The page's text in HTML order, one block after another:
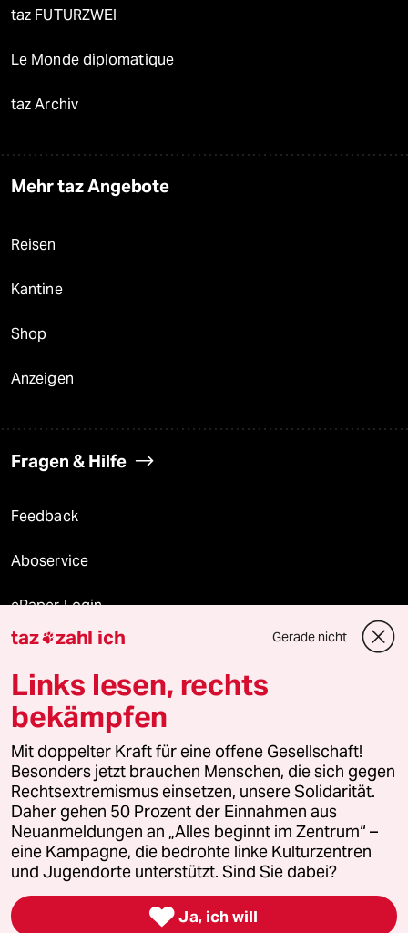
taz FUTURZWEI
Le Monde diplomatique
taz Archiv
Mehr taz Angebote
Reisen
Kantine
Shop
Anzeigen
Fragen & Hilfe
Feedback
Aboservice
ePaper Login
Downloads für Abonnierende
© 2026 taz Verlags und Vertriebs GmbH
Alle Rechte vorbehalten. Bei rechtlichen Fragen oder für Genehmigungen
wenden Sie sich bitte an
lizenzen@taz.de
Feedback Redaktionsstatut Kommune-Richtlinien
Leitlinie Informant Datenschutz Impressum AGB
Seitenwende Einwilligungen widerrufen (Ads)
taz zahl ich Gerade nicht
Links lesen, rechts
bekämpfen
Mit doppelter Kraft für eine offene Gesellschaft!
Besonders jetzt brauchen Menschen, die sich gegen
Rechtsextremismus einsetzen, unsere Solidarität.
Daher gehen 50 Prozent der Einnahmen aus
Neuanmeldungen an „Alles beginnt im Zentrum“ –
eine Kampagne, die bedrohte linke Kulturzentren
und Jugendorte unterstützt. Sind Sie dabei?
 Ja, ich will